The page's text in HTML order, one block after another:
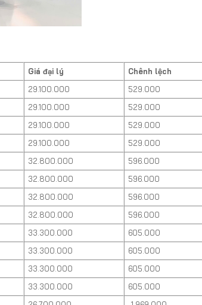
Giá đại lý Chênh lệch
29.100.000
529.000
29.100.000
529.000
29.100.000
529.000
29.100.000 529.000
32.800.000
596.000
32.800.000
596.000
32.800.000
596.000
32.800.000 596.000
33.300.000
605.000
33.300.000
605.000
33.300.000
605.000
33.300.000
605.000